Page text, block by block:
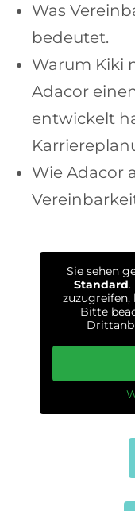
Was
bedeutet.
Warum Kiki
Adacor
entwickelt
Wie Adacor
Sie sehen
Standard.
zuzugreifen,
Bitte